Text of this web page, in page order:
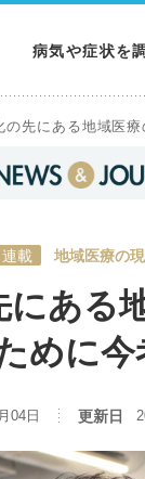
病気や症状を
症状を調べる
の先にある地域医
連載 地域医療の
にある
めに
04日 更新日